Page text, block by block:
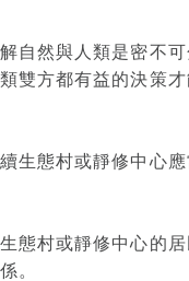
自然與人類是密不
雙方都有益的決策
生態村或靜修中心
態村或靜修中心的
。